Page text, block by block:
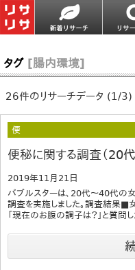
タグ [腸内環境]
26件のリサーチデータ (1/3)
便
便秘に関する調査（20
2019年11月21日
バブルスターは、20代～40代の女
調査を実施しました。調査結果■
「現在のお腹の調子は？」と質問し